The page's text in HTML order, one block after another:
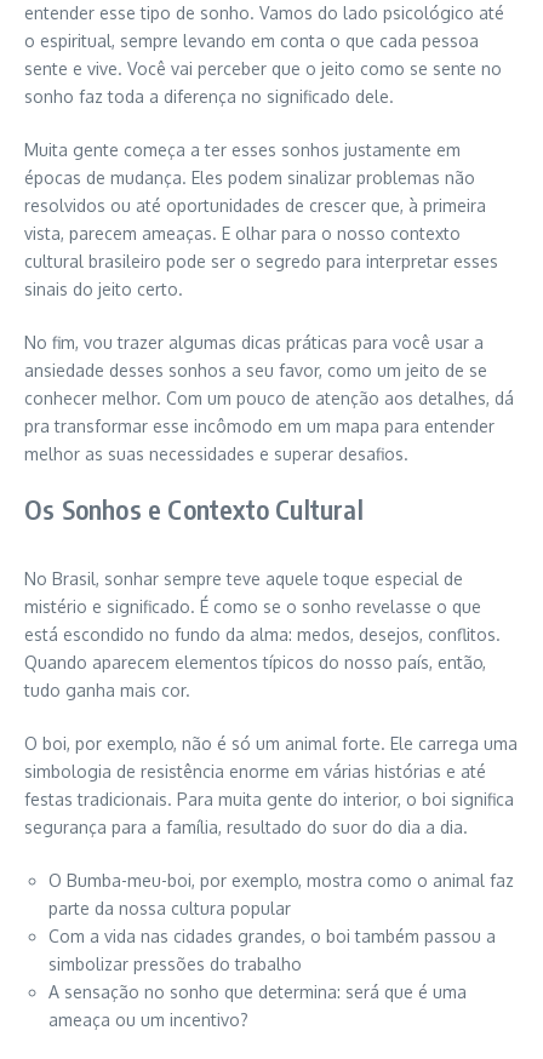
entender esse tipo de sonho. Vamos do lado psicológico até
o espiritual, sempre levando em conta o que cada pessoa
sente e vive. Você vai perceber que o jeito como se sente no
sonho faz toda a diferença no significado dele.
Muita gente começa a ter esses sonhos justamente em
épocas de mudança. Eles podem sinalizar problemas não
resolvidos ou até oportunidades de crescer que, à primeira
vista, parecem ameaças. E olhar para o nosso contexto
cultural brasileiro pode ser o segredo para interpretar esses
sinais do jeito certo.
No fim, vou trazer algumas dicas práticas para você usar a
ansiedade desses sonhos a seu favor, como um jeito de se
conhecer melhor. Com um pouco de atenção aos detalhes, dá
pra transformar esse incômodo em um mapa para entender
melhor as suas necessidades e superar desafios.
Os Sonhos e Contexto Cultural
No Brasil, sonhar sempre teve aquele toque especial de
mistério e significado. É como se o sonho revelasse o que
está escondido no fundo da alma: medos, desejos, conflitos.
Quando aparecem elementos típicos do nosso país, então,
tudo ganha mais cor.
O boi, por exemplo, não é só um animal forte. Ele carrega uma
simbologia de resistência enorme em várias histórias e até
festas tradicionais. Para muita gente do interior, o boi significa
segurança para a família, resultado do suor do dia a dia.
O Bumba-meu-boi, por exemplo, mostra como o animal faz
parte da nossa cultura popular
Com a vida nas cidades grandes, o boi também passou a
simbolizar pressões do trabalho
A sensação no sonho que determina: será que é uma
ameaça ou um incentivo?